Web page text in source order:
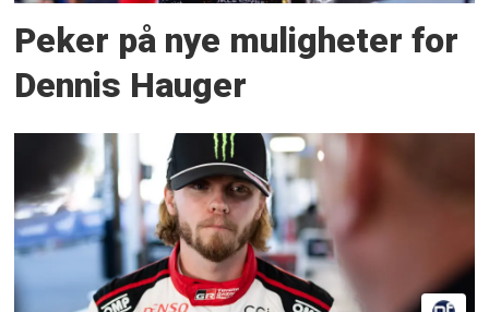
Peker på nye muligheter for
Dennis Hauger